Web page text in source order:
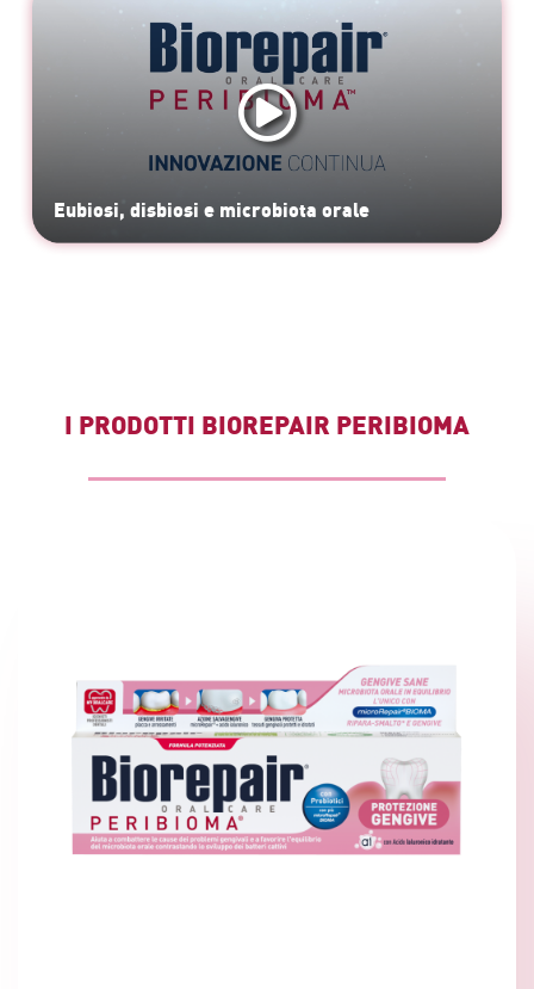
Eubiosi, disbiosi e microbiota orale
I PRODOTTI BIOREPAIR PERIBIOMA